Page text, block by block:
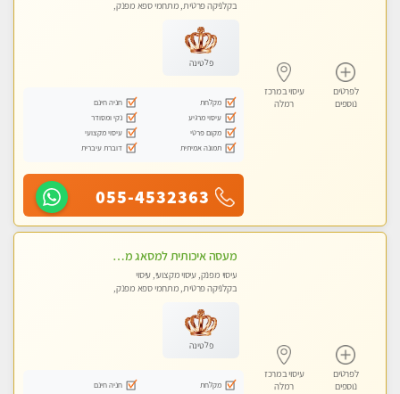
לפרטים
נוספים
עיסוי במרכז
רמלה
בקלניקה פרטית, מתחמי ספא מפנק,
פלטינה
מקלחת
חניה חינם
עיסוי מרגיע
נקי ומסודר
מקום פרטי
עיסוי מקצועי
תמונה אמיתית
דוברת עיברית
055-4532363
לפרטים
נוספים
עיסוי במרכז
רמלה
מעסה איכותית למסאג מפנק ומקצועי ביותר
עיסוי מפנק, עיסוי מקצועי, עיסוי
בקלניקה פרטית, מתחמי ספא מפנק,
פלטינה
מקלחת
חניה חינם